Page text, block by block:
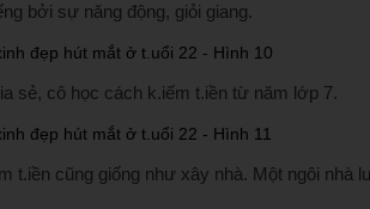
bởi sự năng động, giỏi giang.
sẻ, cô học cách k.iếm t.iền từ năm lớp 7.
t.iền cũng giống như xây nhà. Một ngôi nhà